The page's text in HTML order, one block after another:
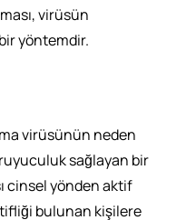
virüsün
yöntemdir.
virüsünün neden
sağlayan bir
cinsel yönden aktif
bulunan kişilere